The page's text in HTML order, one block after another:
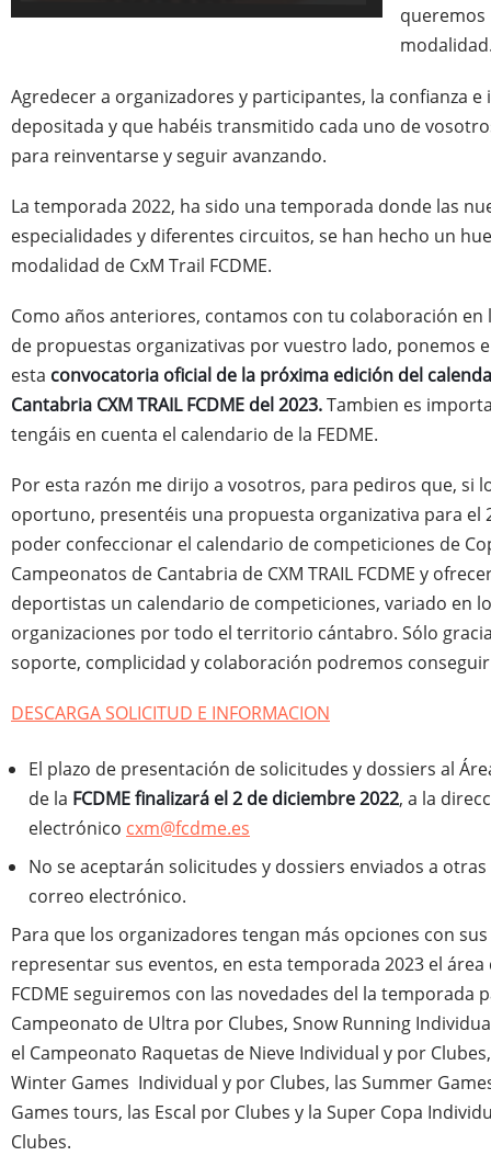
Agredecer a organizadores y participantes, la confianza e
depositada y que habéis transmitido cada uno de
para reinventarse y seguir avanzando.
La temporada 2022, ha sido una temporada donde las
especialidades y diferentes circuitos, se han hecho un
modalidad de CxM Trail FCDME.
Como años anteriores, contamos con tu colaboración en
de propuestas organizativas por vuestro lado, ponemos
esta convocatoria oficial de la próxima edición del
Cantabria CXM TRAIL FCDME del 2023.Tambien es
tengáis en cuenta el calendario de la FEDME.
Por esta razón me dirijo a vosotros, para pediros que, si
oportuno, presentéis una propuesta organizativa para el
poder confeccionar el calendario de competiciones de
Campeonatos de Cantabria de CXM TRAIL FCDME y
deportistas un calendario de competiciones, variado en
organizaciones por todo el territorio cántabro. Sólo
soporte, complicidad y colaboración podremos
DESCARGA SOLICITUD E INFORMACION
El plazo de presentación de solicitudes y dossiers al
de la FCDME finalizará el 2 de diciembre 2022, a la
electrónico cxm@fcdme.es
No se aceptarán solicitudes y dossiers enviados a
correo electrónico.
Para que los organizadores tengan más opciones con
representar sus eventos, en esta temporada 2023 el área
FCDME seguiremos con las novedades del la temporada
Campeonato de Ultra por Clubes, Snow Running
el Campeonato Raquetas de Nieve Individual y por
Winter Games Individual y por Clubes, las Summer
Games tours, las Escal por Clubes y la Super Copa
Clubes.